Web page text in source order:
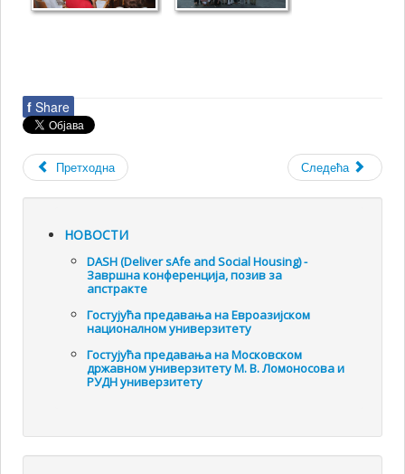
f Share
Претходна Следећа
НОВОСТИ
DASH (Deliver sAfe and Social Housing) -
Завршна конференција, позив за
апстракте
Гостујућа предавања на Евроазијском
националном универзитету
Гостујућа предавања на Московском
државном универзитету М. В. Ломоносова и
РУДН универзитету